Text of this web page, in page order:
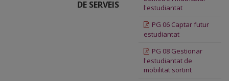
DE SERVEIS
l'estudiantat
PG 06 Captar futur
estudiantat
PG 08 Gestionar
l'estudiantat de
mobilitat sortint